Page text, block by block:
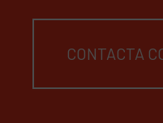
CONTACTA